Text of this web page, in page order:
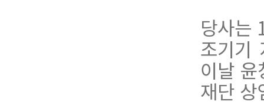
당사는
조기기
이날
재단 상